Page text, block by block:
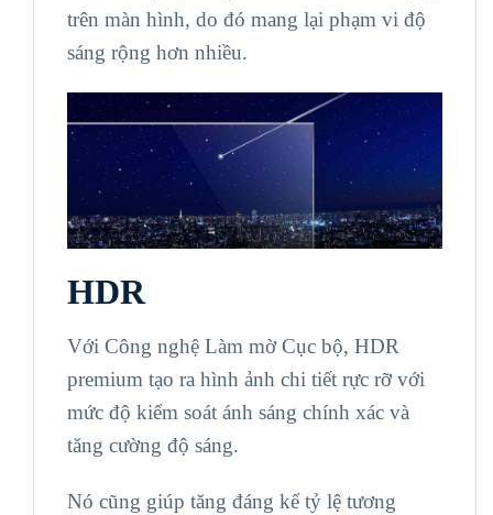
trên màn hình, do đó mang lại phạm vi độ
sáng rộng hơn nhiều.
HDR
Với Công nghệ Làm mờ Cục bộ, HDR
premium tạo ra hình ảnh chi tiết rực rỡ với
mức độ kiểm soát ánh sáng chính xác và
tăng cường độ sáng.
Nó cũng giúp tăng đáng kể tỷ lệ tương